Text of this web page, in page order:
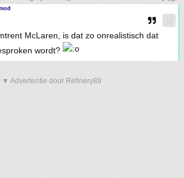
McLaren, is dat zo onrealistisch dat
wordt?
▼ Advertentie door Refinery89